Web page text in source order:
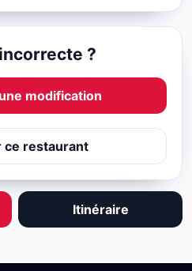
?
modification
ce restaurant
Itinéraire